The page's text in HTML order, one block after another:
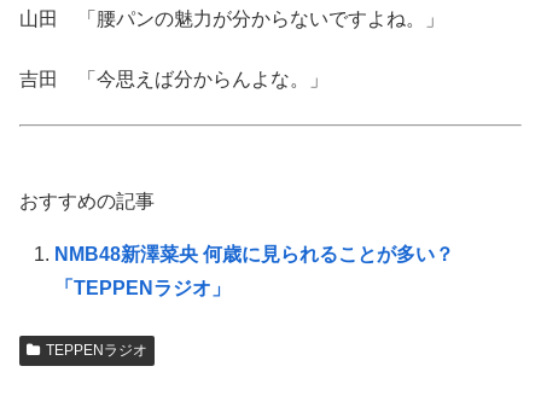
山田 「腰パンの魅力が分からないですよね。」
吉田 「今思えば分からんよな。」
おすすめの記事
NMB48新澤菜央 何歳に見られることが多い？
「TEPPENラジオ」
TEPPENラジオ